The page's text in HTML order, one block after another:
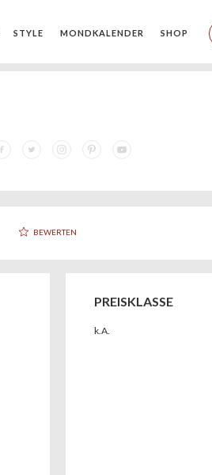
STYLE MONDKALENDER SHOP
BEWERTEN
PREISKLASSE
k.A.